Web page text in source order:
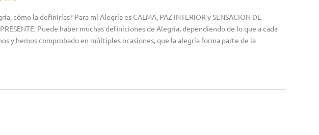
cómo la definirías? Para mí Alegría es CALMA, PAZ INTERIOR y SENSACION DE
Puede haber muchas definiciones de Alegría, dependiendo de lo que a cada
y hemos comprobado en múltiples ocasiones, que la alegría forma parte de la